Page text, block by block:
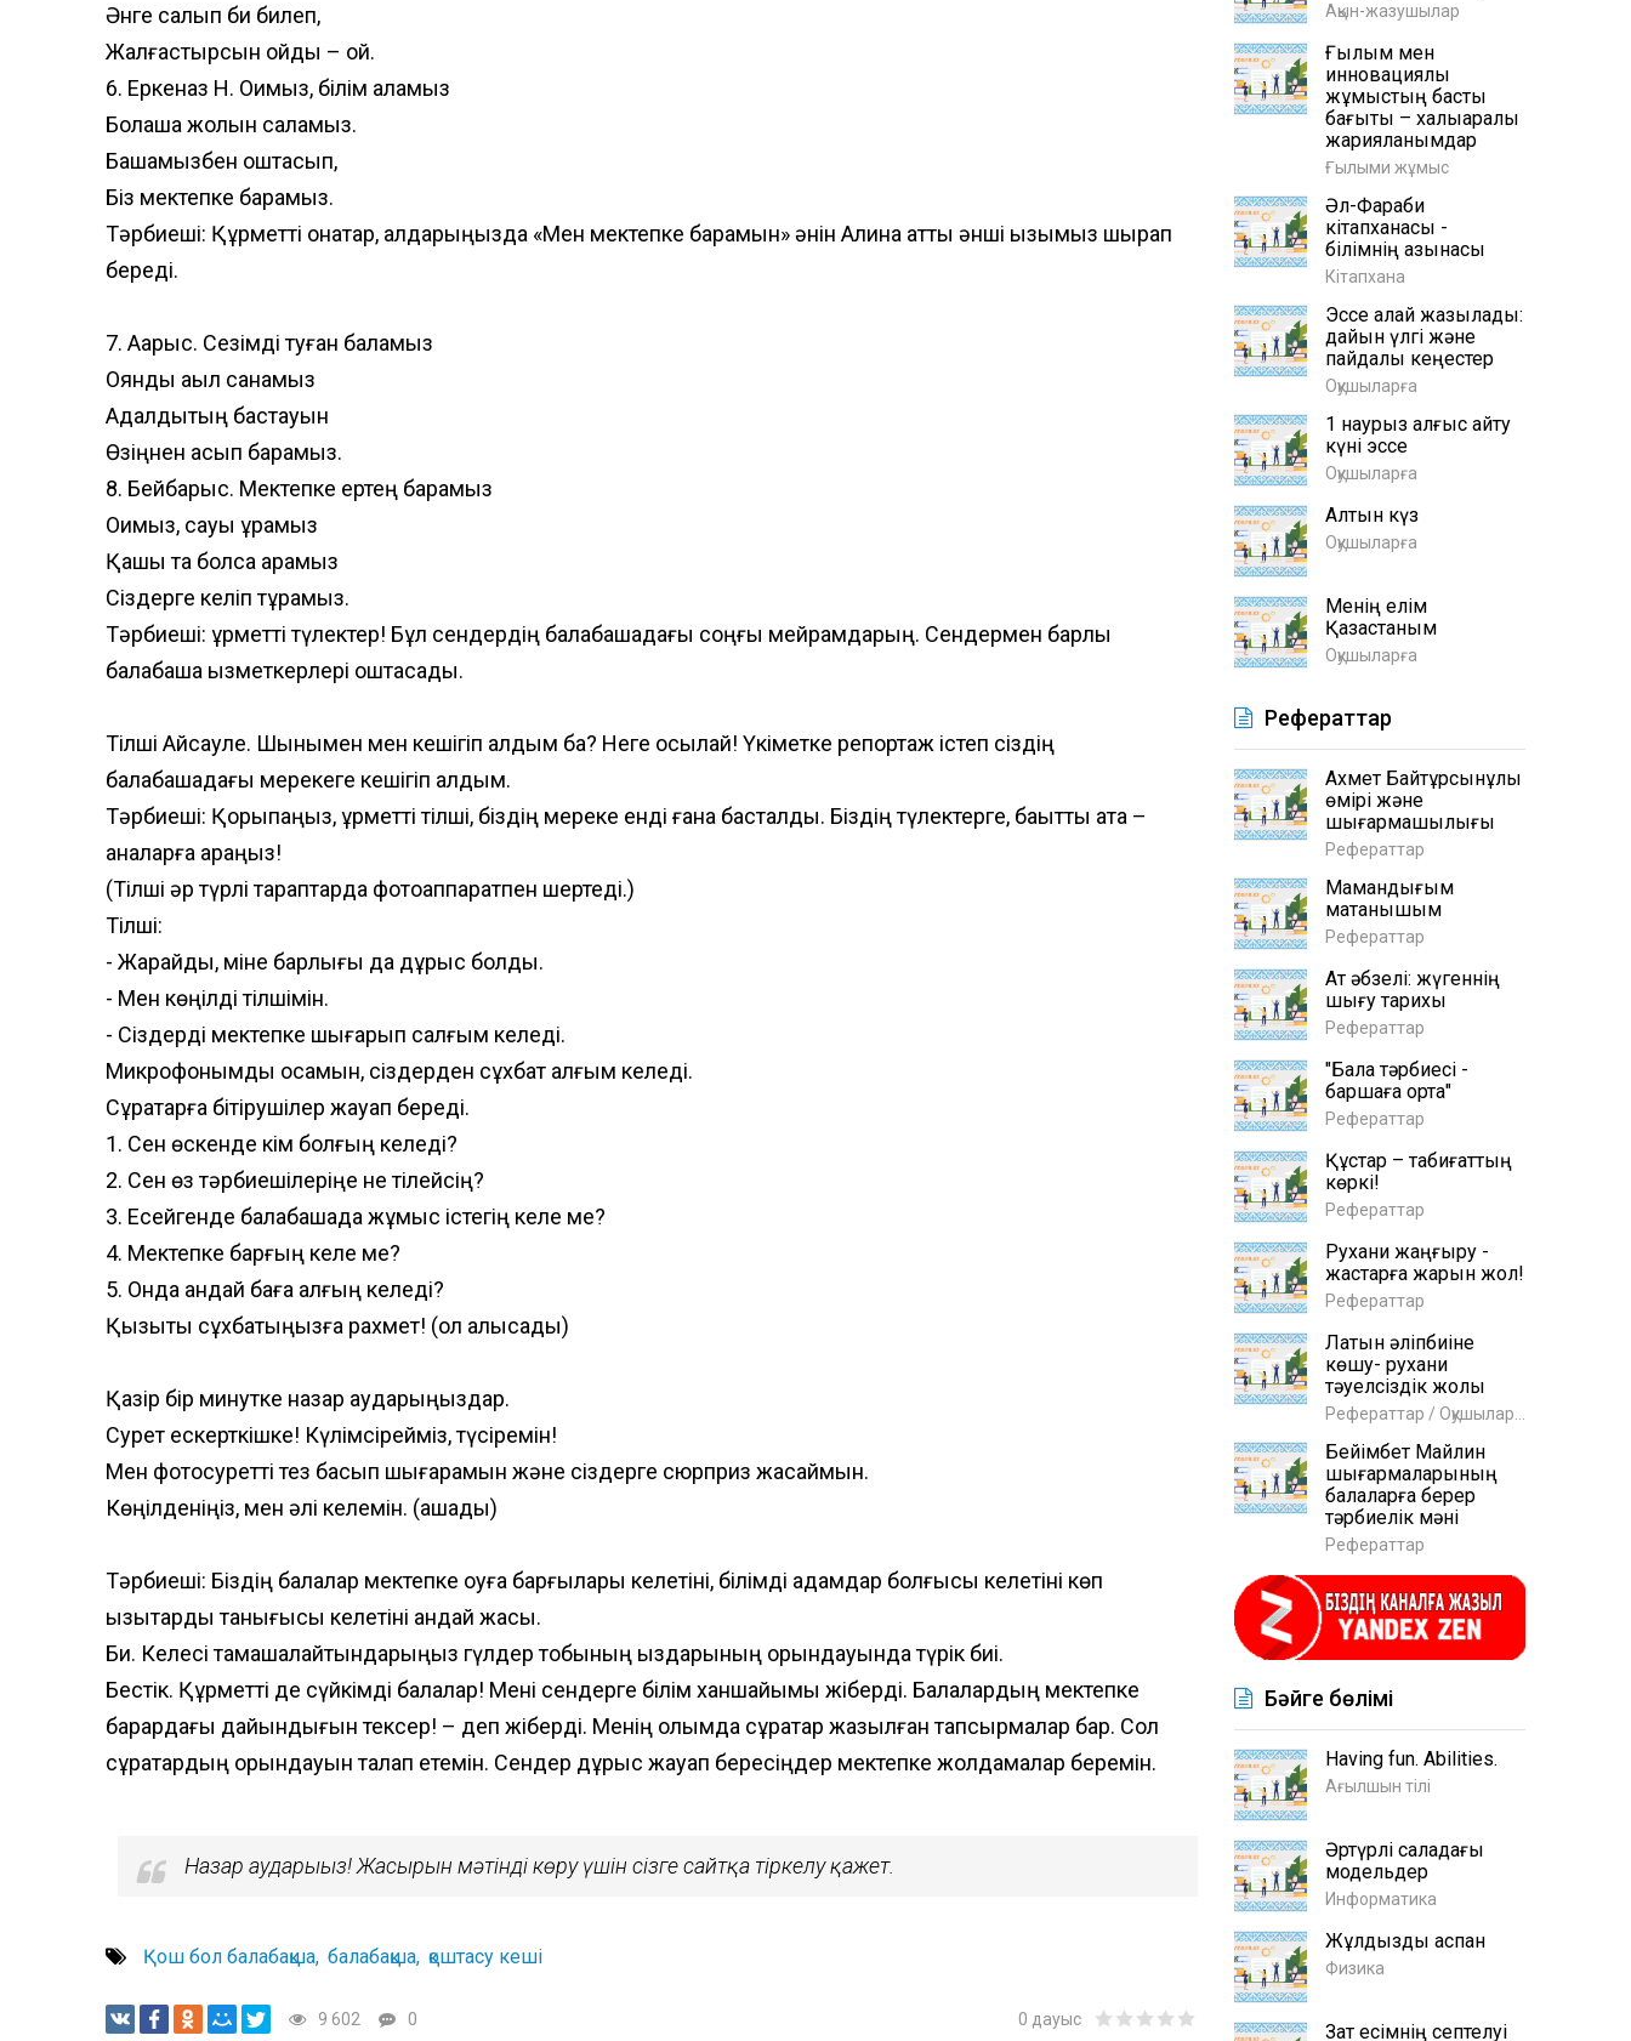
Әнге салып би билеп,
Жалғастырсын ойды – ой.
6. Еркеназ Н. Оқимыз, білім аламыз
Болашақ жолын саламыз.
Бақшамызбен қоштасып,
Біз мектепке барамыз.
Тәрбиеші: Құрметті қонақтар, алдарыңызда «Мен мектепке барамын» әнін Алина атты әнші қызымыз шырқап
береді.
7. Ақарыс. Сезімді туған баламыз
Оянды ақыл санамыз
Адалдықтың бастауын
Өзіңнен асып барамыз.
8. Бейбарыс. Мектепке ертең барамыз
Оқимыз, сауық құрамыз
Қашық та болса арамыз
Сіздерге келіп тұрамыз.
Тәрбиеші: құрметті түлектер! Бұл сендердің балабақшадағы соңғы мейрамдарың. Сендермен барлық
балабақша қызметкерлері қоштасады.
Тілші Айсауле. Шынымен мен кешігіп қалдым ба? Неге осылай! Үкіметке репортаж істеп сіздің
балабақшадағы мерекеге кешігіп қалдым.
Тәрбиеші: Қорықпаңыз, құрметті тілші, біздің мереке енді ғана басталды. Біздің түлектерге, бақытты ата –
аналарға қараңыз!
(Тілші әр түрлі тараптарда фотоаппаратпен шертеді.)
Тілші:
- Жарайды, міне барлығы да дұрыс болды.
- Мен көңілді тілшімін.
- Сіздерді мектепке шығарып салғым келеді.
Микрофонымды қосамын, сіздерден сұхбат алғым келеді.
Сұрақтарға бітірушілер жауап береді.
1. Сен өскенде кім болғың келеді?
2. Сен өз тәрбиешілеріңе не тілейсің?
3. Есейгенде балабақшада жұмыс істегің келе ме?
4. Мектепке барғың келе ме?
5. Онда қандай баға алғың келеді?
Қызықты сұхбатыңызға рахмет! (қол алысады)
Қазір бір минутке назар аударыңыздар.
Сурет ескерткішке! Күлімсірейміз, түсіремін!
Мен фотосуретті тез басып шығарамын және сіздерге сюрприз жасаймын.
Көңілденіңіз, мен әлі келемін. (қашады)
Тәрбиеші: Біздің балалар мектепке оқуға барғылары келетіні, білімді адамдар болғысы келетіні көп
қызықтарды танығысы келетіні қандай жақсы.
Би. Келесі тамашалайтындарыңыз гүлдер тобының қыздарының орындауында түрік биі.
Бестік. Құрметті де сүйкімді балалар! Мені сендерге білім ханшайымы жіберді. Балалардың мектепке
барардағы дайындығын тексер! – деп жіберді. Менің қолымда сұрақтар жазылған тапсырмалар бар. Сол
сұрақтардың орындауын талап етемін. Сендер дұрыс жауап бересіңдер мектепке жолдамалар беремін.
Назар аударыңыз! Жасырын мәтінді көру үшін сізге сайтқа тіркелу қажет.
Қош бол балабақша балабақша қоштасу кеші
9 602 0 0 дауыс
Ақын-жазушылар
Ғылым мен
инновациялық
жұмыстың басты
бағыты – халықаралық
жарияланымдар
Ғылыми жұмыс
Әл-Фараби
кітапханасы -
білімнің қазынасы
Кітапхана
Эссе қалай жазылады:
дайын үлгі және
пайдалы кеңестер
Оқушыларға
1 наурыз алғыс айту
күні эссе
Оқушыларға
Алтын күз
Оқушыларға
Менің елім
Қазақстаным
Оқушыларға
Рефераттар
Ахмет Байтұрсынұлы
өмірі және
шығармашылығы
Рефераттар
Мамандығым
мақтанышым
Рефераттар
Ат әбзелі: жүгеннің
шығу тарихы
Рефераттар
"Бала тәрбиесі -
баршаға ортақ"
Рефераттар
Құстар – табиғаттың
көркі!
Рефераттар
Рухани жаңғыру -
жастарға жарқын жол!
Рефераттар
Латын әліпбиіне
көшу- рухани
тәуелсіздік жолы
Бейімбет Майлин
шығармаларының
балаларға берер
тәрбиелік мәні
Рефераттар
Бәйге бөлімі
Having fun. Abilities.
Ағылшын тілі
Әртүрлі саладағы
модельдер
Информатика
Жұлдызды аспан
Физика
Зат есімнің септелуі